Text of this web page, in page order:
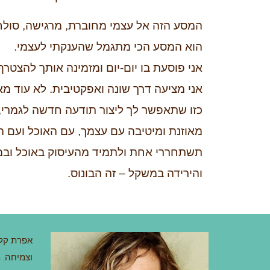
המסע הזה אל עצמי מחוברת, מרגישה,
הוא המסע הכי מתגמל שהענקתי לעצמי.
אני פוסעת בו יום-יום ומזמינה אותך
אני מציעה דרך שונה ואפקטיבית. לא עוד
כזו שתאפשר לך ליצור תודעה חדשה
מאוזנת ומיטיבה עם עצמך, עם האוכל ועם
תשתחררי אחת ולתמיד מהעיסוק באוכל
והירידה במשקל – זה הבונוס.
אפרת
וצמיחה.